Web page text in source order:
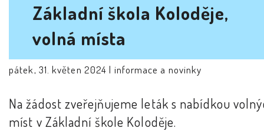
Základní škola Koloděje,
volná místa
pátek, 31. květen 2024 | informace a novinky
Na žádost zveřejňujeme leták s nabídkou
míst v Základní škole Koloděje.